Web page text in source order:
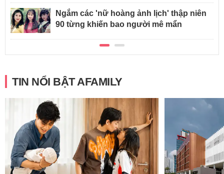
Ngắm các 'nữ hoàng ảnh lịch' thập niên
90 từng khiến bao người mê mẩn
TIN NỔI BẬT AFAMILY